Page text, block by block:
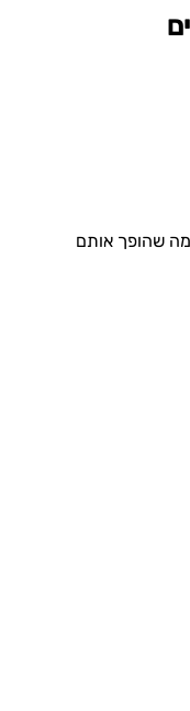
שהופך אותם